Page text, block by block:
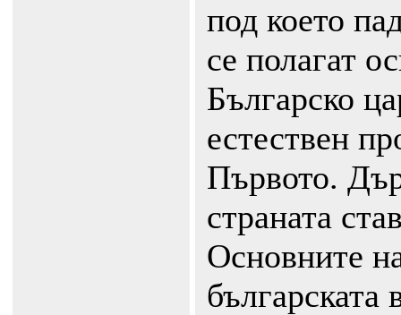
под което
се полагат
Българско
естествен
Първото.
страната
Основните